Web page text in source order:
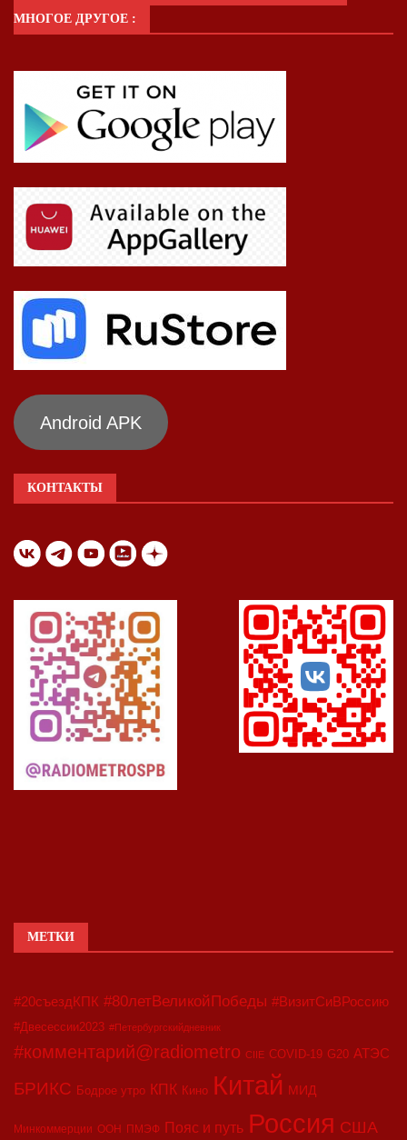
МНОГОЕ ДРУГОЕ :
Android APK
КОНТАКТЫ
МЕТКИ
#20съездКПК #80летВеликойПобеды #ВизитСиВРоссию
#Двесессии2023 #Петербургскийдневник
#комментарий@radiometro CIIE COVID-19 G20 АТЭС
БРИКС Бодрое утро КПК Кино Китай МИД
Минкоммерции ООН ПМЭФ Пояс и путь Россия США